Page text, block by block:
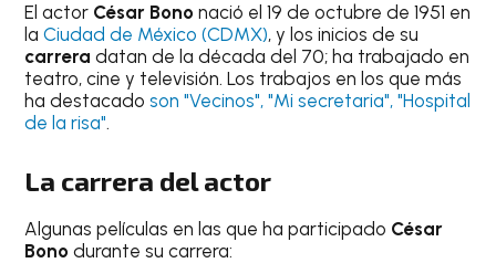
El actor César Bono nació el 19 de octubre de 1951 en
laCiudad de México (CDMX), y los inicios de su
carrera datan de la década del 70; ha trabajado en
teatro, cine y televisión. Los trabajos en los que más
ha destacadoson "Vecinos", "Mi secretaria", "Hospital
de la risa".
La carrera del actor
Algunas películas en las que ha participado César
Bono durante su carrera: